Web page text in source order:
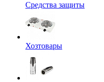
Средства защиты
Хозтовары